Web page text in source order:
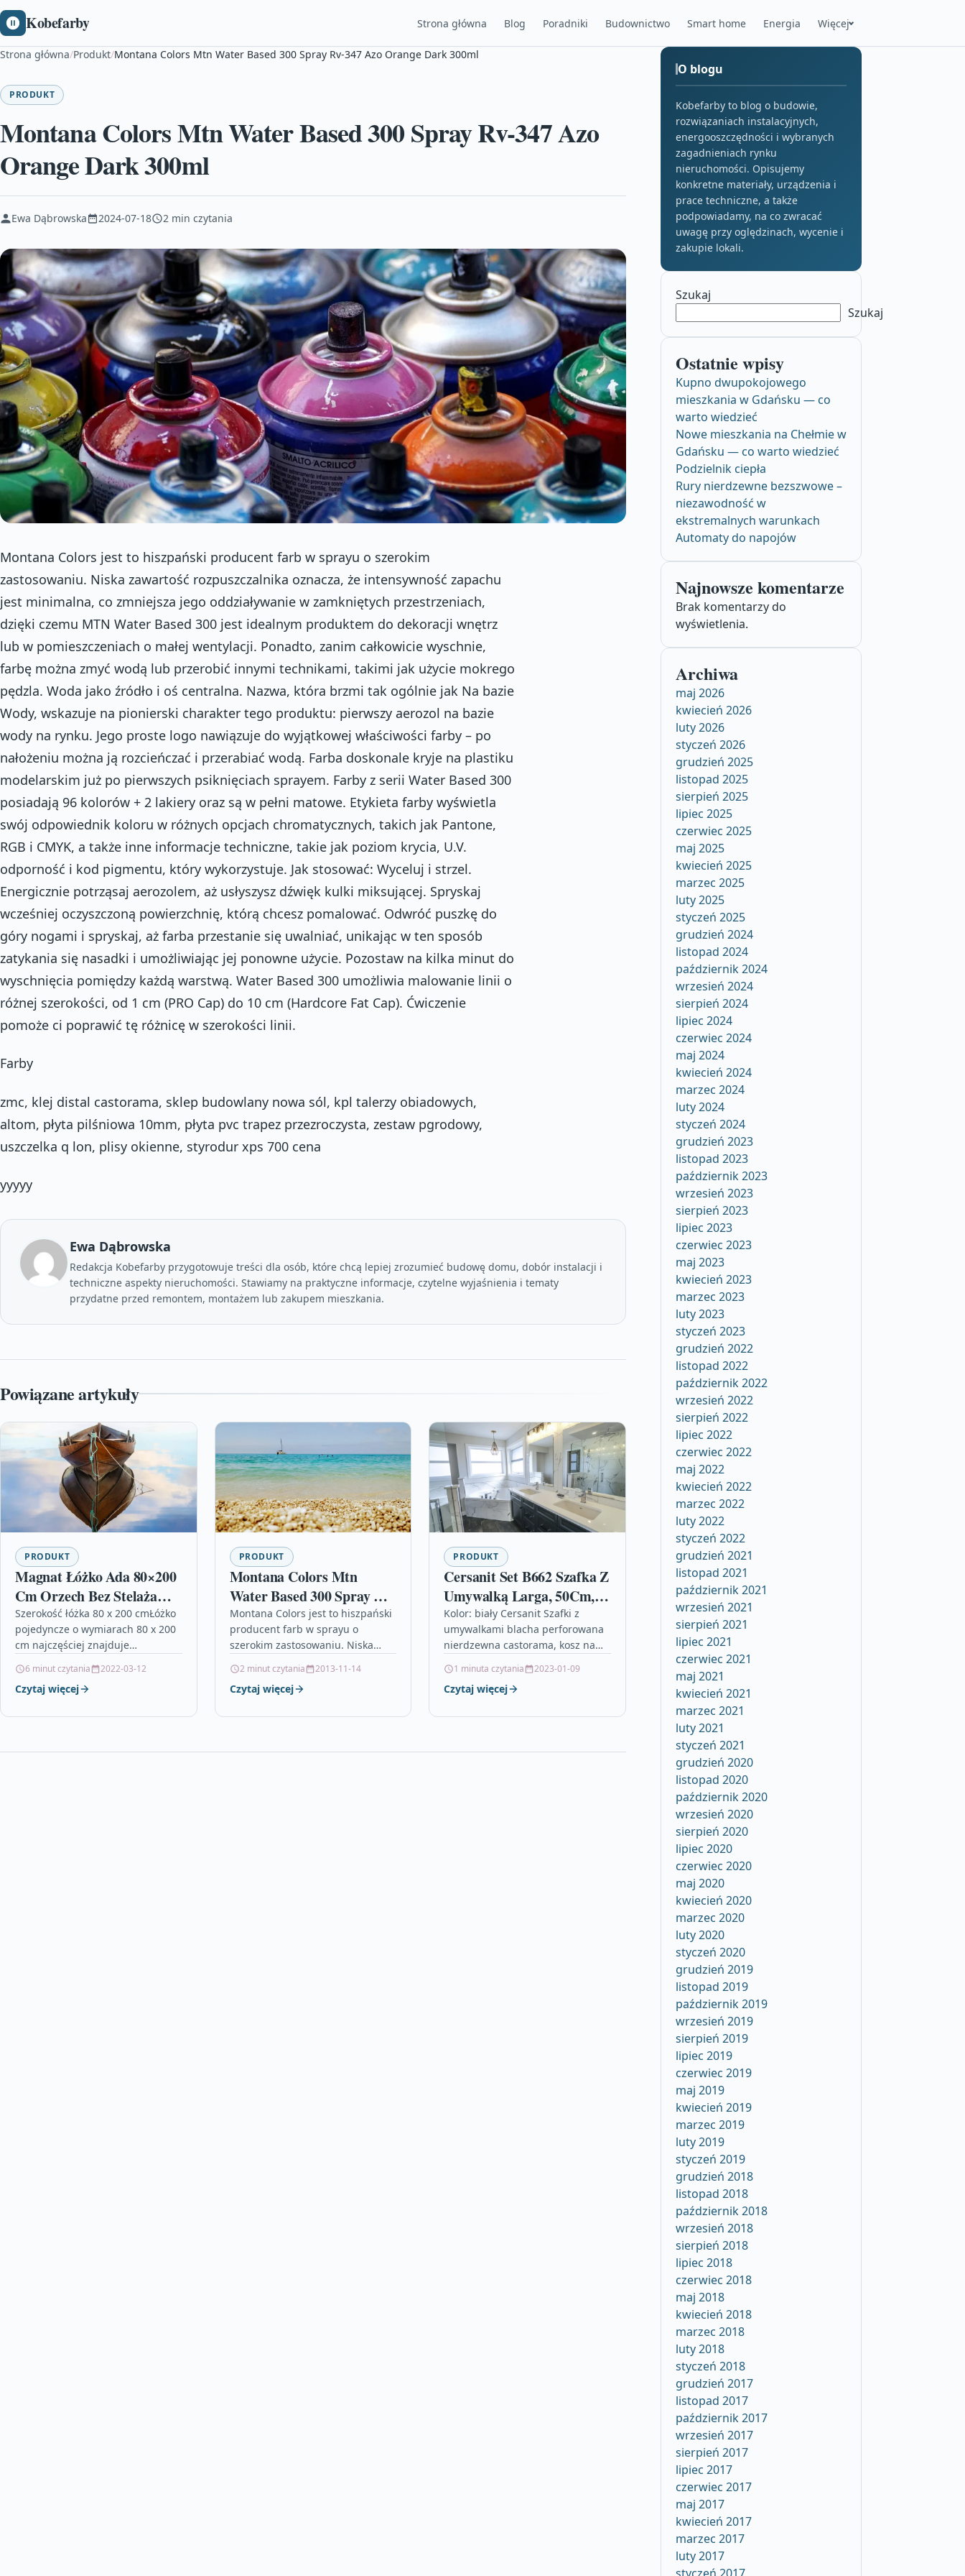
Kobefarby Strona główna Blog Poradniki Budownictwo Smart home Energia Więcej
Strona główna/Produkt/Montana Colors Mtn Water Based 300 Spray Rv-347 Azo Orange Dark 300ml
PRODUKT
Montana Colors Mtn Water Based 300 Spray Rv-347 Azo
Orange Dark 300ml
Ewa Dąbrowska 2024-07-18 2 min czytania
Montana Colors jest to hiszpański producent farb w sprayu o szerokim
zastosowaniu. Niska zawartość rozpuszczalnika oznacza, że intensywność zapachu
jest minimalna, co zmniejsza jego oddziaływanie w zamkniętych przestrzeniach,
dzięki czemu MTN Water Based 300 jest idealnym produktem do dekoracji wnętrz
lub w pomieszczeniach o małej wentylacji. Ponadto, zanim całkowicie wyschnie,
farbę można zmyć wodą lub przerobić innymi technikami, takimi jak użycie mokrego
pędzla. Woda jako źródło i oś centralna. Nazwa, która brzmi tak ogólnie jak Na bazie
Wody, wskazuje na pionierski charakter tego produktu: pierwszy aerozol na bazie
wody na rynku. Jego proste logo nawiązuje do wyjątkowej właściwości farby – po
nałożeniu można ją rozcieńczać i przerabiać wodą. Farba doskonale kryje na plastiku
modelarskim już po pierwszych psiknięciach sprayem. Farby z serii Water Based 300
posiadają 96 kolorów + 2 lakiery oraz są w pełni matowe. Etykieta farby wyświetla
swój odpowiednik koloru w różnych opcjach chromatycznych, takich jak Pantone,
RGB i CMYK, a także inne informacje techniczne, takie jak poziom krycia, U.V.
odporność i kod pigmentu, który wykorzystuje. Jak stosować: Wyceluj i strzel.
Energicznie potrząsaj aerozolem, aż usłyszysz dźwięk kulki miksującej. Spryskaj
wcześniej oczyszczoną powierzchnię, którą chcesz pomalować. Odwróć puszkę do
góry nogami i spryskaj, aż farba przestanie się uwalniać, unikając w ten sposób
zatykania się nasadki i umożliwiając jej ponowne użycie. Pozostaw na kilka minut do
wyschnięcia pomiędzy każdą warstwą. Water Based 300 umożliwia malowanie linii o
różnej szerokości, od 1 cm (PRO Cap) do 10 cm (Hardcore Fat Cap). Ćwiczenie
pomoże ci poprawić tę różnicę w szerokości linii.
Farby
zmc, klej distal castorama, sklep budowlany nowa sól, kpl talerzy obiadowych,
altom, płyta pilśniowa 10mm, płyta pvc trapez przezroczysta, zestaw pgrodowy,
uszczelka q lon, plisy okienne, styrodur xps 700 cena
yyyyy
Ewa Dąbrowska
Redakcja Kobefarby przygotowuje treści dla osób, które chcą lepiej zrozumieć budowę domu, dobór instalacji i
techniczne aspekty nieruchomości. Stawiamy na praktyczne informacje, czytelne wyjaśnienia i tematy
przydatne przed remontem, montażem lub zakupem mieszkania.
Powiązane artykuły
PRODUKT
Magnat Łóżko Ada 80×200
Cm Orzech Bez Stelaża
Materaca
Szerokość łóżka 80 x 200 cmŁóżko
pojedyncze o wymiarach 80 x 200
cm najczęściej znajduje
dziecięcych lub akademikach. Ze
względu na…
6 minut czytania 2022-03-12
Czytaj więcej
PRODUKT
Montana Colors Mtn
Water Based 300 Spray Rv-
1013 Titanium Light 300ml
Montana Colors jest to hiszpański
producent farb w sprayu o
szerokim zastosowaniu. Niska
oznacza, że intensywność
zapachu jest minimalna, co
2 minut czytania 2013-11-14
Czytaj więcej
PRODUKT
Cersanit Set B662 Szafka Z
Umywalką Larga, 50Cm, 2
Szuflady, Biały S801 440
102668
Kolor: biały Cersanit Szafki z
umywalkami blacha perforowana
nierdzewna castorama, kosz na
budowlane, halogeny lazienkowe,
kołkowanie styropianu, tynk
1 minuta czytania 2023-01-09
Czytaj więcej
O blogu
Kobefarby to blog o budowie,
rozwiązaniach instalacyjnych,
energooszczędności i wybranych
zagadnieniach rynku
nieruchomości. Opisujemy
konkretne materiały, urządzenia i
prace techniczne, a także
podpowiadamy, na co zwracać
uwagę przy oględzinach, wycenie i
zakupie lokali.
Szukaj
Szukaj
Ostatnie wpisy
Kupno dwupokojowego
mieszkania w Gdańsku — co
warto wiedzieć
Nowe mieszkania na Chełmie w
Gdańsku — co warto wiedzieć
Podzielnik ciepła
Rury nierdzewne bezszwowe –
niezawodność w
ekstremalnych warunkach
Automaty do napojów
Najnowsze komentarze
Brak komentarzy do
wyświetlenia.
Archiwa
maj 2026
kwiecień 2026
luty 2026
styczeń 2026
grudzień 2025
listopad 2025
sierpień 2025
lipiec 2025
czerwiec 2025
maj 2025
kwiecień 2025
marzec 2025
luty 2025
styczeń 2025
grudzień 2024
listopad 2024
październik 2024
wrzesień 2024
sierpień 2024
lipiec 2024
czerwiec 2024
maj 2024
kwiecień 2024
marzec 2024
luty 2024
styczeń 2024
grudzień 2023
listopad 2023
październik 2023
wrzesień 2023
sierpień 2023
lipiec 2023
czerwiec 2023
maj 2023
kwiecień 2023
marzec 2023
luty 2023
styczeń 2023
grudzień 2022
listopad 2022
październik 2022
wrzesień 2022
sierpień 2022
lipiec 2022
czerwiec 2022
maj 2022
kwiecień 2022
marzec 2022
luty 2022
styczeń 2022
grudzień 2021
listopad 2021
październik 2021
wrzesień 2021
sierpień 2021
lipiec 2021
czerwiec 2021
maj 2021
kwiecień 2021
marzec 2021
luty 2021
styczeń 2021
grudzień 2020
listopad 2020
październik 2020
wrzesień 2020
sierpień 2020
lipiec 2020
czerwiec 2020
maj 2020
kwiecień 2020
marzec 2020
luty 2020
styczeń 2020
grudzień 2019
listopad 2019
październik 2019
wrzesień 2019
sierpień 2019
lipiec 2019
czerwiec 2019
maj 2019
kwiecień 2019
marzec 2019
luty 2019
styczeń 2019
grudzień 2018
listopad 2018
październik 2018
wrzesień 2018
sierpień 2018
lipiec 2018
czerwiec 2018
maj 2018
kwiecień 2018
marzec 2018
luty 2018
styczeń 2018
grudzień 2017
listopad 2017
październik 2017
wrzesień 2017
sierpień 2017
lipiec 2017
czerwiec 2017
maj 2017
kwiecień 2017
marzec 2017
luty 2017